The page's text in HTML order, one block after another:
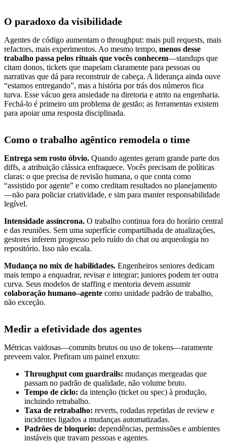
O paradoxo da visibilidade
Agentes de código aumentam o throughput: mais pull requests, mais
refactors, mais experimentos. Ao mesmo tempo, menos desse
trabalho passa pelos rituais que vocês conhecem—standups que
citam donos, tickets que mapeiam claramente para pessoas ou
narrativas que dá para reconstruir de cabeça. A liderança ainda ouve
“estamos entregando”, mas a história por trás dos números fica
turva. Esse vácuo gera ansiedade na diretoria e atrito na engenharia.
Fechá-lo é primeiro um problema de gestão; as ferramentas existem
para apoiar uma resposta disciplinada.
Como o trabalho agêntico remodela o time
Entrega sem rosto óbvio. Quando agentes geram grande parte dos
diffs, a atribuição clássica enfraquece. Vocês precisam de políticas
claras: o que precisa de revisão humana, o que conta como
“assistido por agente” e como creditam resultados no planejamento
—não para policiar criatividade, e sim para manter responsabilidade
legível.
Intensidade assíncrona. O trabalho continua fora do horário central
e das reuniões. Sem uma superfície compartilhada de atualizações,
gestores inferem progresso pelo ruído do chat ou arqueologia no
repositório. Isso não escala.
Mudança no mix de habilidades. Engenheiros seniores dedicam
mais tempo a enquadrar, revisar e integrar; juniores podem ter outra
curva. Seus modelos de staffing e mentoria devem assumir
colaboração humano–agente como unidade padrão de trabalho,
não exceção.
Medir a efetividade dos agentes
Métricas vaidosas—commits brutos ou uso de tokens—raramente
preveem valor. Prefiram um painel enxuto:
Throughput com guardrails: mudanças mergeadas que
passam no padrão de qualidade, não volume bruto.
Tempo de ciclo: da intenção (ticket ou spec) à produção,
incluindo retrabalho.
Taxa de retrabalho: reverts, rodadas repetidas de review e
incidentes ligados a mudanças automatizadas.
Padrões de bloqueio: dependências, permissões e ambientes
instáveis que travam pessoas e agentes.